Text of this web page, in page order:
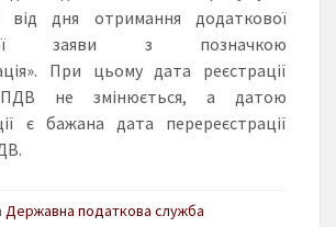
від дня отримання додаткової
заяви з позначкою
При цьому дата реєстрації
ПДВ не змінюється, а датою
є бажана дата перереєстрації
Державна податкова служба